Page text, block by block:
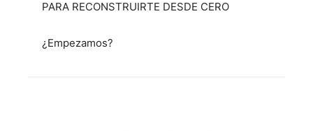
PARA RECONSTRUIRTE DESDE CERO
¿Empezamos?